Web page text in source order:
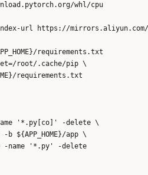
whl/cpu
url https://
requirements.txt
root/.cache/pip \
requirements.txt
-name '*.py[co]' -delete \
-b ${APP_HOME}/app \
-name '*.py' -delete